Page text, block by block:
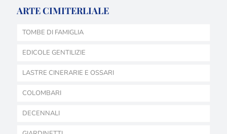
ARTE CIMITERLIALE
TOMBE DI FAMIGLIA
EDICOLE GENTILIZIE
LASTRE CINERARIE E OSSARI
COLOMBARI
DECENNALI